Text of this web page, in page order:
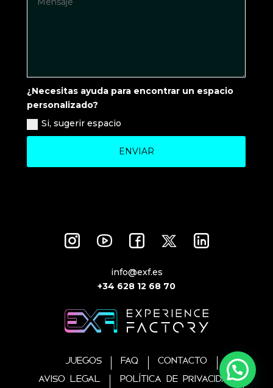
¿Necesitas ayuda para encontrar un espacio
personalizado?
Si, sugerir espacio
ENVIAR
info@exf.es
+34 628 12 68 70
JUEGOS FAQ
CONTACTO
AVISO LEGAL
POLÍTICA DE PRIVACIDAD